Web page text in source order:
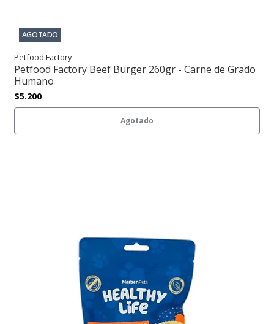
AGOTADO
Petfood Factory
Petfood Factory Beef Burger 260gr - Carne de Grado
Humano
$5.200
Agotado